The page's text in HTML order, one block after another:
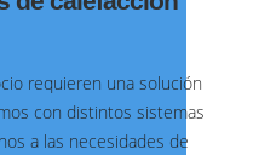
requieren una solución
con distintos sistemas
a las necesidades de